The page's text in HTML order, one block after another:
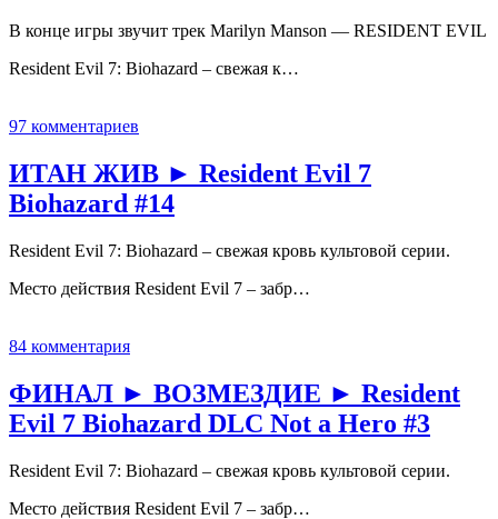
В конце игры звучит трек Marilyn Manson — RESIDENT EVIL
Resident Evil 7: Biohazard – свежая к…
97 комментариев
ИТАН ЖИВ ► Resident Evil 7
Biohazard #14
Resident Evil 7: Biohazard – свежая кровь культовой серии.
Место действия Resident Evil 7 – забр…
84 комментария
ФИНАЛ ► ВОЗМЕЗДИЕ ► Resident
Evil 7 Biohazard DLC Not a Hero #3
Resident Evil 7: Biohazard – свежая кровь культовой серии.
Место действия Resident Evil 7 – забр…